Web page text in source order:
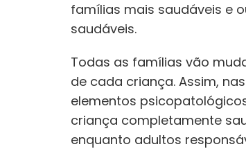
famílias mais saudáveis e
saudáveis.
Todas as famílias vão
de cada criança. Assim,
elementos
criança completamente
enquanto adultos